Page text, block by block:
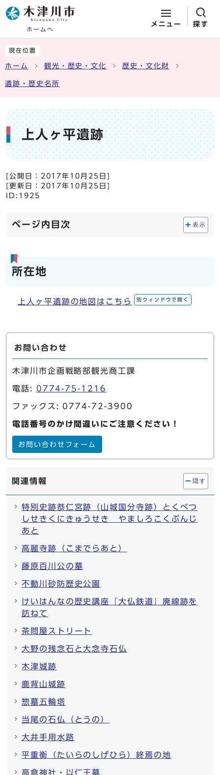
ホームへ
メニュー 探す
現在位置
ホーム 観光・歴史・文化 歴史・文化財
遺跡・歴史名所
上人ヶ平遺跡
[公開日： 2017年10月25日
[更新日： 2017年10月25日
ID:1925
ページ内目次 表示
所在地
上人ヶ平遺跡の地図はこちら 別ウィンドウで開く
お問い合わせ
木津川市企画戦略部観光商工課
電話: 0774-75-1216
ファックス: 0774-72-3900
電話番号のかけ間違いにご注意ください！
お問い合わせフォーム
関連情報 隠す
特別史跡恭仁宮跡（山城国分寺跡）とくべつ
しせきくにきゅうせき やましろこくぶんじ
あと
高麗寺跡（こまでらあと）
藤原百川公の墓
不動川砂防歴史公園
けいはんなの歴史講座『大仏鉄道』廃線跡を
訪ねて
茶問屋ストリート
大野の残念石と大念寺石仏
木津城跡
鹿背山城跡
惣墓五輪塔
当尾の石仏（とうの）
大井手用水路
平重衡（たいらのしげひら）終焉の地
高倉神社・以仁王墓